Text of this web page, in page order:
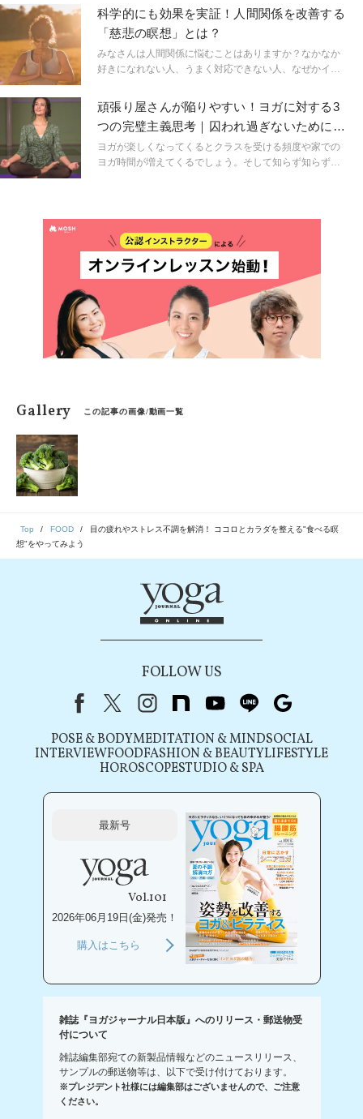
ょ？難しそう…」と思う方も少なくありません。実は、
マインドフルネスは瞑想以外にも様々な種類があるんで
す。その中でも比較的、初心者の方でも簡単に実践でき
るのが”食べる瞑想”と言われる「マインドフルイーティン
グ」です。
科学的にも効果を実証！人間関係を改善する
「慈悲の瞑想」とは？
みなさんは人間関係に悩むことはありますか？なかなか
好きになれない人、うまく対応できない人、なぜかイラ
でも、人間関係の悩みは尽きません。多くの人の悩み事
は人間関係だと言われています。今回は人間関係を改善
する慈悲の瞑想について、臨床心理士がご紹介します。
頑張り屋さんが陥りやすい！ヨガに対する3
つの完璧主義思考｜囚われ過ぎないためにで
きること
ヨガが楽しくなってくるとクラスを受ける頻度や家での
ヨガ時間が増えてくるでしょう。そして知らず知らずの
Gallery この記事の画像/動画一覧
Top FOOD
目の疲れやストレス不調を解消！ ココロとカラダを整える"食べる瞑
想"をやってみよう
FOLLOW US
FacebookX（旧Twitter）
instagram
note youtubeline
POSE & BODYMEDITATION & MINDSOCIAL
INTERVIEWFOODFASHION & BEAUTYLIFESTYLE
HOROSCOPESTUDIO & SPA
最新号
Vol.101
2026年06月19日(金)発売！
購入はこちら
雑誌『ヨガジャーナル日本版』へのリリース・郵送物受
付について
雑誌編集部宛ての新製品情報などのニュースリリース、
サンプルの郵送物等は、以下で受け付けております。
※プレジデント社様には編集部はございませんので、ご注意
ください。